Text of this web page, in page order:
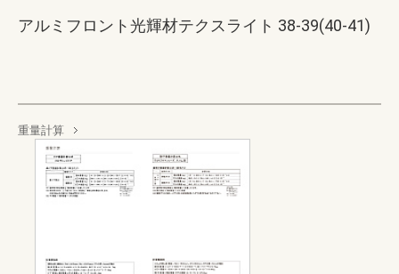
アルミフロント光輝材テクスライト 38-39(40-41)
重量計算